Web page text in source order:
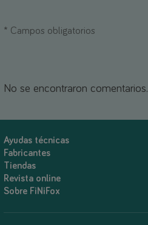
* Campos obligatorios
No se encontraron comentarios.
Ayudas técnicas
Fabricantes
Tiendas
Revista online
Sobre FiNiFox